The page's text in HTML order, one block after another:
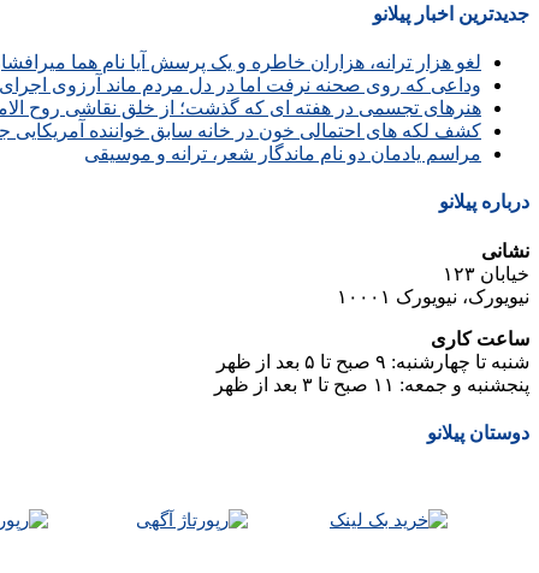
جدیدترین اخبار پیلانو
لغو هزار ترانه، هزاران خاطره و یک پرسش آیا نام هما
وداعی که روی صحنه نرفت اما در دل مردم ماند آرزوی
هنرهای تجسمی در هفته ای که گذشت؛ از خلق نقاشی روح
کشف لکه های احتمالی خون در خانه سابق خواننده آمریکایی
مراسم یادمان دو نام ماندگار شعر، ترانه و موسیقی
درباره پیلانو
نشانی
خیابان ۱۲۳
نیویورک، نیویورک ۱۰۰۰۱
ساعت کاری
شنبه تا چهارشنبه: ۹ صبح تا ۵ بعد از ظهر
پنجشنبه و جمعه: ۱۱ صبح تا ۳ بعد از ظهر
دوستان پیلانو